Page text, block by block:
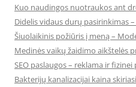
Kuo naudingos nuotraukos ant
Didelis vidaus durų pasirinkimas
Šiuolaikinis požiūris į meną –
Medinės vaikų žaidimo aikštelės
SEO paslaugos – reklama ir
Bakterijų kanalizacijai kaina